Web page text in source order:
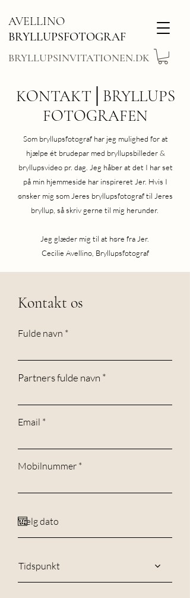
AVELLINO
BRYLLUPSFOTOGRAF
BRYLLUPSINVITATIONEN.DK
KONTAKT│ BRYLLUPS
FOTOGRAFEN
Som bryllupsfotograf har jeg mulighed for at
hjælpe ét brudepar med bryllupsbilleder &
bryllupsvideo pr. dag. Jeg håber at det I har set
på min hjemmeside har inspireret Jer. Hvis I
ønsker mig som Jeres bryllupsfotograf til Jeres
bryllup, så skriv gerne til mig herunder.
Jeg glæder mig til at høre fra Jer.
Cecilie Avellino, Bryllupsfotograf
Kontakt os
Fulde navn
Partners fulde navn
Email
Mobilnummer
Tidspunkt